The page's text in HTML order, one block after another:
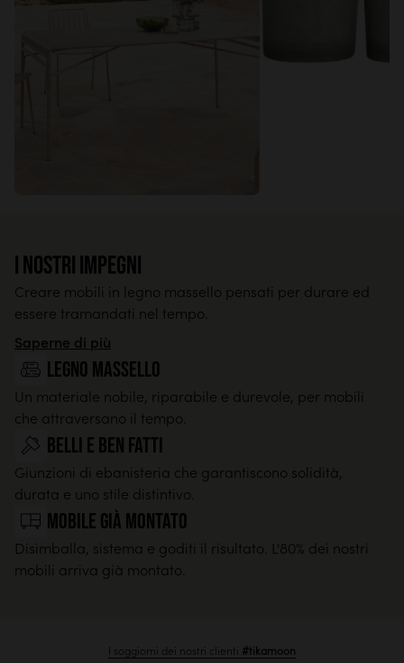
I nostri impegni
Creare mobili in legno massello pensati per durare ed
essere tramandati nel tempo.
Saperne di più
legno massello
Un materiale nobile, riparabile e durevole, per mobili
che attraversano il tempo.
Belli e ben fatti
Giunzioni di ebanisteria che garantiscono solidità,
durata e uno stile distintivo.
Mobile già montato
Disimballa, sistema e goditi il risultato. L'80% dei nostri
mobili arriva già montato.
I soggiorni dei nostri clienti #tikamoon